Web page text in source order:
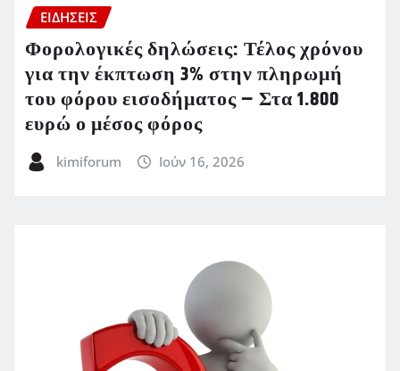
ΕΙΔΗΣΕΙΣ
Φορολογικές δηλώσεις: Τέλος χρόνου
για την έκπτωση 3% στην πληρωμή
του φόρου εισοδήματος – Στα 1.800
ευρώ ο μέσος φόρος
kimiforum Ιούν 16, 2026